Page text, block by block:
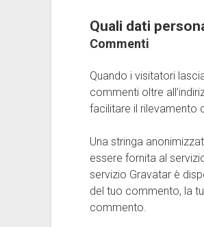
Quali dati
Commenti
Quando i visitatori
commenti oltre
facilitare il rilevamento
Una stringa
essere fornita al
servizio Gravatar è
del tuo commento, la
commento.